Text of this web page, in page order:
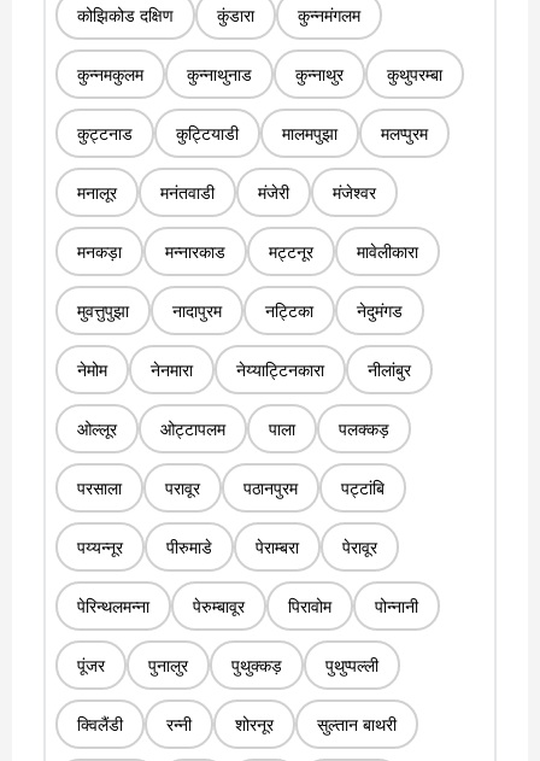
कोझिकोड दक्षिण कुंडारा कुन्नमंगलम
कुन्नमकुलम कुन्नाथुनाड कुन्नाथुर कुथुपरम्बा
कुट्टनाड कुट्टियाडी मालमपुझा मलप्पुरम
मनालूर मनंतवाडी मंजेरी मंजेश्वर
मनकड़ा मन्नारकाड मट्टनूर मावेलीकारा
मुवत्तुपुझा नादापुरम नट्टिका नेदुमंगड
नेमोम नेनमारा नेय्याट्टिनकारा नीलांबुर
ओल्लूर ओट्टापलम पाला पलक्कड़
परसाला परावूर पठानपुरम पट्टांबि
पय्यन्नूर पीरुमाडे पेराम्बरा पेरावूर
पेरिन्थलमन्ना पेरुम्बावूर पिरावोम पोन्नानी
पूंजर पुनालुर पुथुक्कड़ पुथुप्पल्ली
क्विलैंडी रन्नी शोरनूर सुल्तान बाथरी